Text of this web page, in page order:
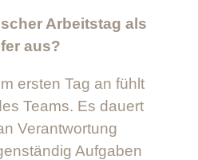
Arbeitstag als
aus?
ersten Tag an fühlt
Teams. Es dauert
Verantwortung
Aufgaben